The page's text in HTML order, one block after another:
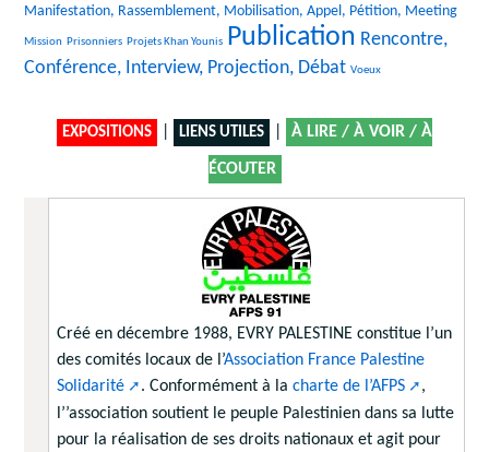
Manifestation, Rassemblement, Mobilisation, Appel, Pétition, Meeting
29/2417
Mission
25/2417Prisonniers
172/2417 Projets Khan Younis
2417/2417 Publication
1498/2417
Rencontre,
Conférence, Interview, Projection, Débat
31/2417 Voeux
EXPOSITIONS LIENS UTILES À LIRE / À VOIR / À
ÉCOUTER
Créé en décembre 1988, EVRY PALESTINE constitue l’un
des comités locaux de l’Association France Palestine
Solidarité
. Conformément à la charte de l’AFPS
,
l’’association soutient le peuple Palestinien dans sa lutte
pour la réalisation de ses droits nationaux et agit pour